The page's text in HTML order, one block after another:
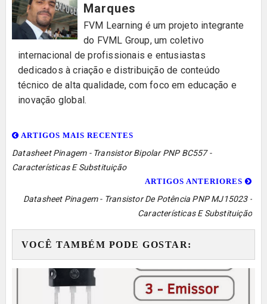
Marques
FVM Learning é um projeto integrante
do FVML Group, um coletivo
internacional de profissionais e entusiastas
dedicados à criação e distribuição de conteúdo
técnico de alta qualidade, com foco em educação e
inovação global.
ARTIGOS MAIS RECENTES
Datasheet Pinagem - Transistor Bipolar PNP BC557 -
Características E Substituição
ARTIGOS ANTERIORES
Datasheet Pinagem - Transistor De Potência PNP MJ15023 -
Características E Substituição
VOCÊ TAMBÉM PODE GOSTAR: